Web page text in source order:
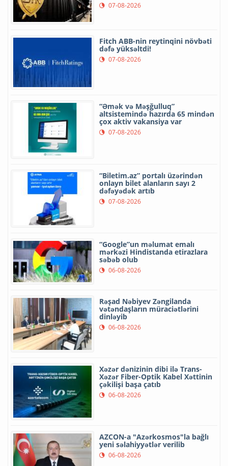
07-08-2026
Fitch ABB-nin reytinqini növbəti
dəfə yüksəltdi!
07-08-2026
“Əmək və Məşğulluq”
altsistemində hazırda 65 mindən
çox aktiv vakansiya var
07-08-2026
“Biletim.az” portalı üzərindən
onlayn bilet alanların sayı 2
dəfəyədək artıb
07-08-2026
“Google”un məlumat emalı
mərkəzi Hindistanda etirazlara
səbəb olub
06-08-2026
Rəşad Nəbiyev Zəngilanda
vətəndaşların müraciətlərini
dinləyib
06-08-2026
Xəzər dənizinin dibi ilə Trans-
Xəzər Fiber-Optik Kabel Xəttinin
çəkilişi başa çatıb
06-08-2026
AZCON-a "Azərkosmos"la bağlı
yeni səlahiyyətlər verilib
06-08-2026